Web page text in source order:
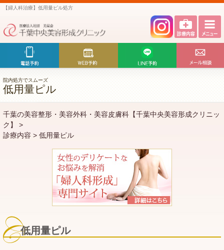
【婦人科治療】低用量ピル処方
院内処方でスムーズ
低用量ピル
千葉の美容整形・美容外科・美容皮膚科【千葉中央美容形成クリニッ
ク】
>
診療内容 > 低用量ピル
低用量ピル